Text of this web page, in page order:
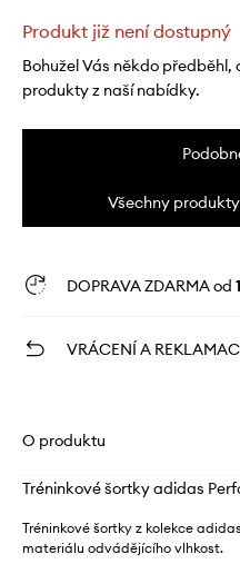
Produkt již není dostupný
Bohužel Vás někdo předběhl,
produkty z naší nabídky.
Všechny
DOPRAVA ZDARMA od
VRÁCENÍ A
O produktu
Tréninkové šortky adidas
Tréninkové šortky z kolekce
materiálu odvádějícího vlhkost.